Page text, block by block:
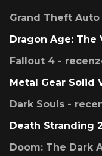
Grand Theft
Dragon Age:
Fallout 4 -
Metal Gear Solid
Dark Souls -
Death Stranding
Doom: The Dark